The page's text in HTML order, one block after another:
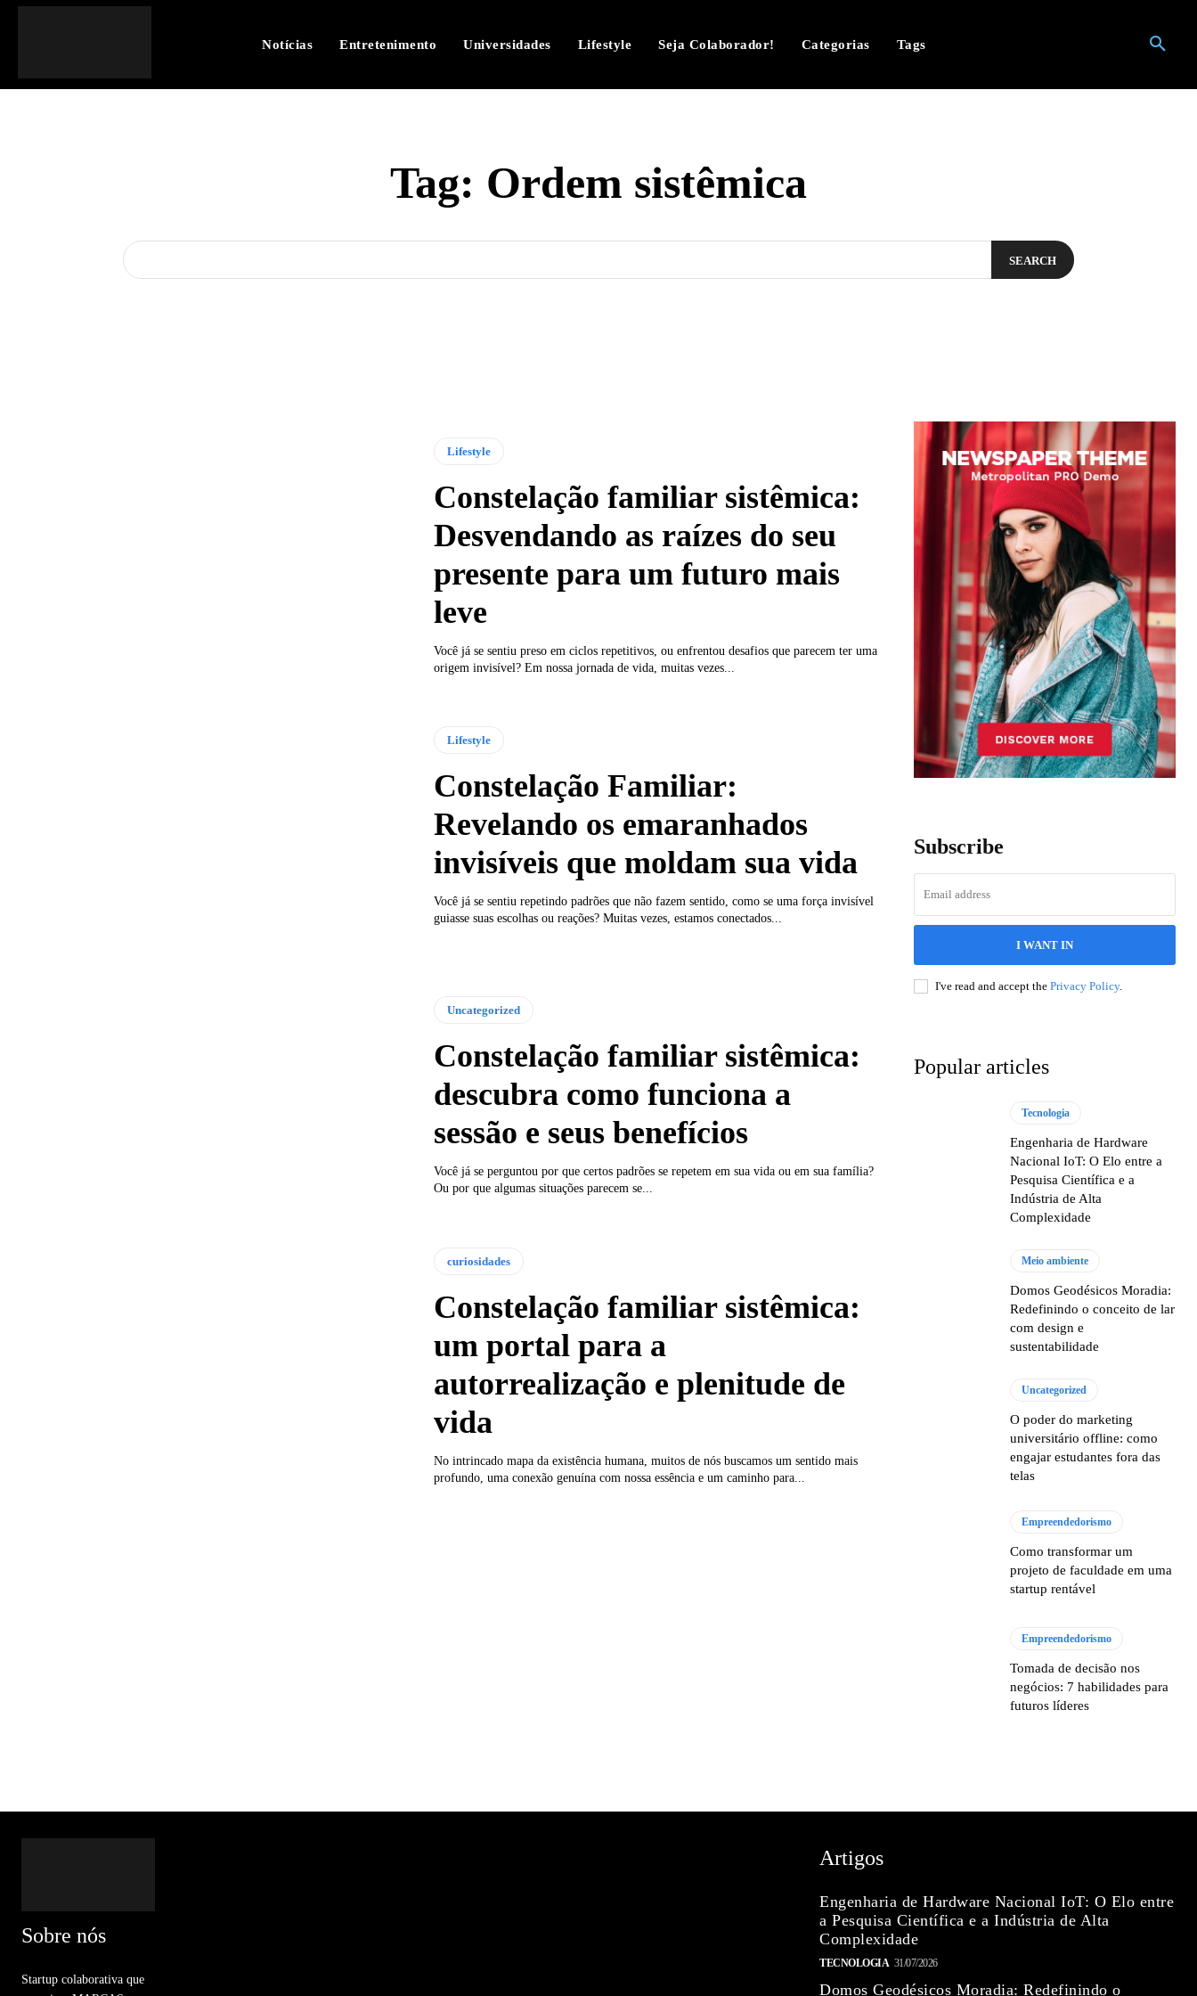
Notícias Entretenimento Universidades Lifestyle Seja Colaborador! Categorias Tags
Tag: Ordem sistêmica
SEARCH
Lifestyle
Constelação familiar sistêmica:
Desvendando as raízes do seu
presente para um futuro mais
leve
Você já se sentiu preso em ciclos repetitivos, ou enfrentou desafios que parecem ter uma
origem invisível? Em nossa jornada de vida, muitas vezes...
Lifestyle
Constelação Familiar:
Revelando os emaranhados
invisíveis que moldam sua vida
Você já se sentiu repetindo padrões que não fazem sentido, como se uma força invisível
guiasse suas escolhas ou reações? Muitas vezes, estamos conectados...
Uncategorized
Constelação familiar sistêmica:
descubra como funciona a
sessão e seus benefícios
Você já se perguntou por que certos padrões se repetem em sua vida ou em sua família?
Ou por que algumas situações parecem se...
curiosidades
Constelação familiar sistêmica:
um portal para a
autorrealização e plenitude de
vida
No intrincado mapa da existência humana, muitos de nós buscamos um sentido mais
profundo, uma conexão genuína com nossa essência e um caminho para...
Subscribe
I WANT IN
I've read and accept the Privacy Policy.
Popular articles
Tecnologia
Engenharia de Hardware
Nacional IoT: O Elo entre a
Pesquisa Científica e a
Indústria de Alta
Complexidade
Meio ambiente
Domos Geodésicos Moradia:
Redefinindo o conceito de lar
com design e
sustentabilidade
Uncategorized
O poder do marketing
universitário offline: como
engajar estudantes fora das
telas
Empreendedorismo
Como transformar um
projeto de faculdade em uma
startup rentável
Empreendedorismo
Tomada de decisão nos
negócios: 7 habilidades para
futuros líderes
Sobre nós
Startup colaborativa que
Artigos
Engenharia de Hardware Nacional IoT: O Elo entre
a Pesquisa Científica e a Indústria de Alta
Complexidade
TECNOLOGIA 31/07/2026
Domos Geodésicos Moradia: Redefinindo o